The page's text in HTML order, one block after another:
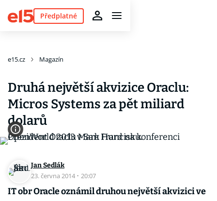
Předplatné
e15.cz Magazín
Druhá největší akvizice Oraclu:
Micros Systems za pět miliard
dolarů
Jan Sedlák
23. června 2014 · 20:07
IT obr Oracle oznámil druhou největší akvizici ve